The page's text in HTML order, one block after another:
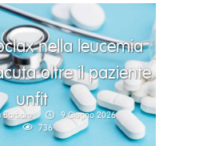
nella leucemia
oltre il paziente
unfit
Barbaro
9 Giugno 2026
736